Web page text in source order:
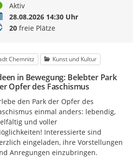
Aktiv
28.08.2026 14:30 Uhr
20freie Plätze
Chemnitz Kunst und Kultur
in Bewegung: Belebter Park
Opfer des Faschismus
den Park der Opfer des
einmal anders: lebendig,
und voller
Interessierte sind
eingeladen, ihre Vorstellungen
Anregungen einzubringen.